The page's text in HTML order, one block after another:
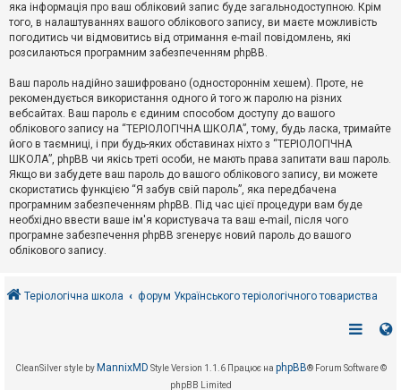
Д
о
м
о
г
яка інформація про ваш обліковий запис буде загальнодоступною. Крім
того, в налаштуваннях вашого облікового запису, ви маєте можливість
погодитись чи відмовитись від отримання e-mail повідомлень, які
розсилаються програмним забезпеченням phpBB.
Ваш пароль надійно зашифровано (одностороннім хешем). Проте, не
рекомендується використання одного й того ж паролю на різних
вебсайтах. Ваш пароль є єдиним способом доступу до вашого
облікового запису на “ТЕРІОЛОГІЧНА ШКОЛА”, тому, будь ласка, тримайте
його в таємниці, і при будь-яких обставинах ніхто з “ТЕРІОЛОГІЧНА
ШКОЛА”, phpBB чи якісь треті особи, не мають права запитати ваш пароль.
Якщо ви забудете ваш пароль до вашого облікового запису, ви можете
скористатись функцією “Я забув свій пароль”, яка передбачена
програмним забезпеченням phpBB. Під час цієї процедури вам буде
необхідно ввести ваше ім'я користувача та ваш e-mail, після чого
програмне забезпечення phpBB згенерує новий пароль до вашого
облікового запису.
Теріологічна школа форум Українського теріологічного товариства
CleanSilver style by MannixMD Style Version 1.1.6 Працює на phpBB® Forum Software ©
phpBB Limited